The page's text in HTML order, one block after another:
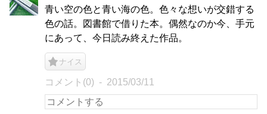
青い空の色と青い海の色。色々な想いが交錯する
色の話。図書館で借りた本。偶然なのか今、手元
にあって、今日読み終えた作品。
ナイス
コメント(0) 2015/03/11